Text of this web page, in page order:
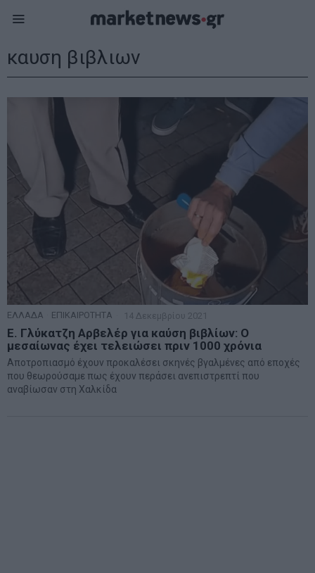
καυση βιβλιων
ΕΛΛΑΔΑ ΕΠΙΚΑΙΡΟΤΗΤΑ 14 Δεκεμβρίου 2021
Ε. Γλύκατζη Αρβελέρ για καύση βιβλίων: Ο
μεσαίωνας έχει τελειώσει πριν 1000 χρόνια
Αποτροπιασμό έχουν προκαλέσει σκηνές βγαλμένες από εποχές
που θεωρούσαμε πως έχουν περάσει ανεπιστρεπτί που
αναβίωσαν στη Χαλκίδα